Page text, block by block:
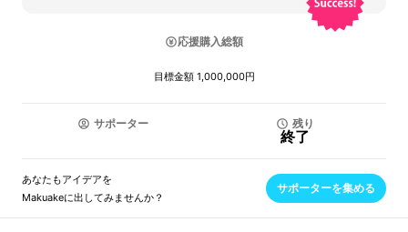
応援購入総額
目標金額 1,000,000円
サポーター 残り
終了
あなたもアイデアを
Makuakeに出してみませんか？
サポーターを集める